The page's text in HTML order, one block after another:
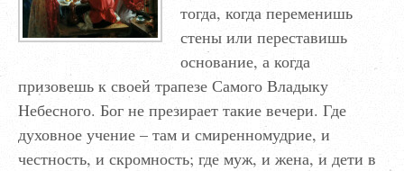
тогда, когда переменишь
стены или переставишь
основание, а когда
призовешь к своей трапезе Самого Владыку
Небесного. Бог не презирает такие вечери. Где
духовное учение – там и смиренномудрие, и
честность, и скромность; где муж, и жена, и дети в